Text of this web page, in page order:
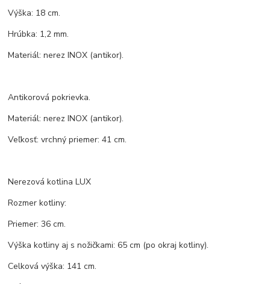
Výška: 18 cm.
Hrúbka: 1,2 mm.
Materiál: nerez INOX (antikor).
Antikorová pokrievka.
Materiál: nerez INOX (antikor).
Veľkosť: vrchný priemer: 41 cm.
Nerezová kotlina LUX
Rozmer kotliny:
Priemer: 36 cm.
Výška kotliny aj s nožičkami: 65 cm (po okraj kotliny).
Celková výška: 141 cm.